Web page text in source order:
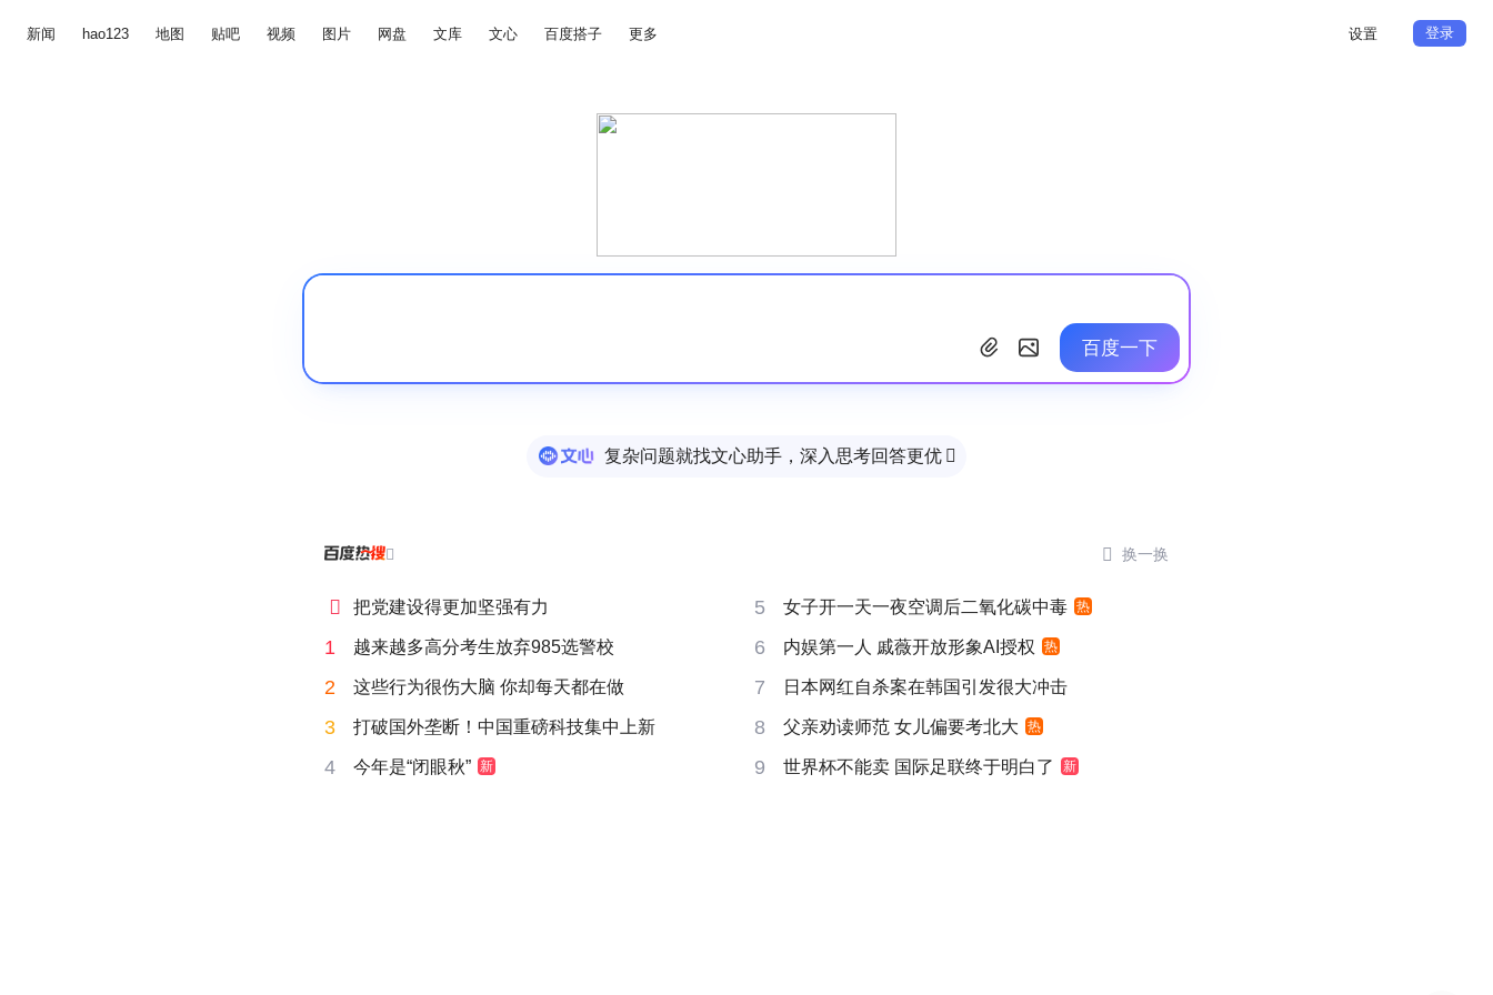
新闻 hao123 地图 贴吧 视频 图片 网盘 文库 文心 百度搭子 更多 设置 登录
百度一下
复杂问题就找文心助手，深入思考回答更优 
  换一换
 把党建设得更加坚强有力 5 女子开一天一夜空调后二氧化碳中毒 热
1 越来越多高分考生放弃985选警校 6 内娱第一人 戚薇开放形象AI授权 热
2 这些行为很伤大脑 你却每天都在做 7 日本网红自杀案在韩国引发很大冲击
3 打破国外垄断！中国重磅科技集中上新 8 父亲劝读师范 女儿偏要考北大 热
4 今年是“闭眼秋” 新 9 世界杯不能卖 国际足联终于明白了 新